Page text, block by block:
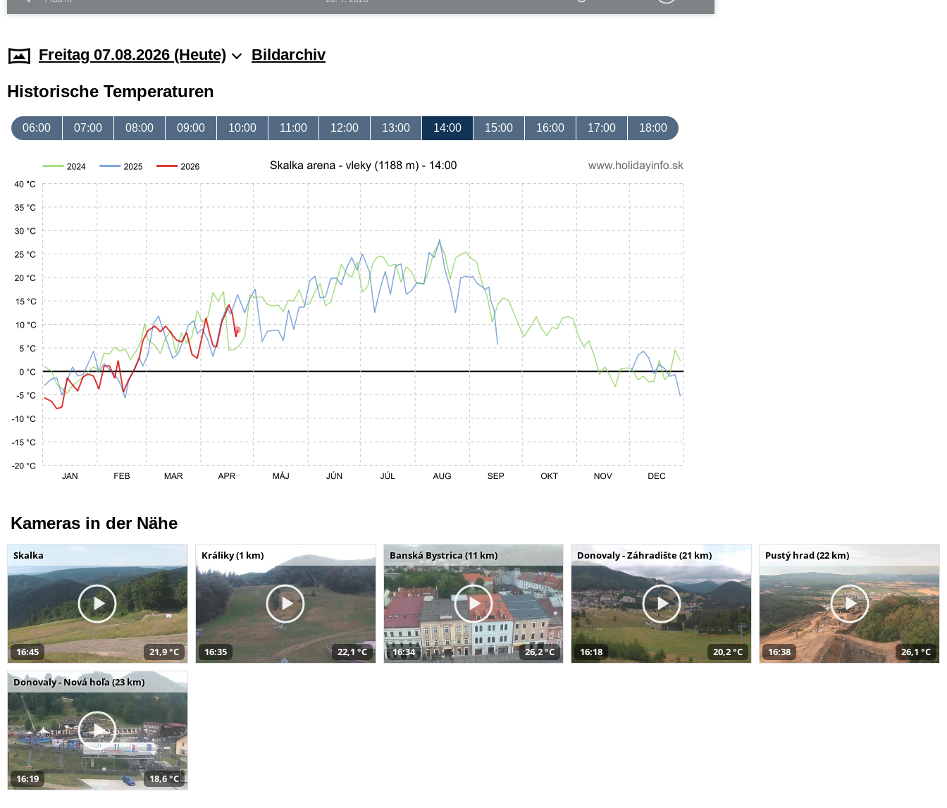
Freitag 07.08.2026 (Heute) Bildarchiv
Historische Temperaturen
06:00 07:00 08:00 09:00 10:00 11:00 12:00 13:00 14:00 15:00 16:00 17:00 18:00
Kameras in der Nähe
Skalka
16:45 21,9 °C
Králiky (1 km)
16:35 22,1 °C
Banská Bystrica (11 km)
16:34 26,2 °C
Donovaly - Záhradište (21 km)
16:18 20,2 °C
Pustý hrad (22 km)
16:38 26,1 °C
Donovaly - Nová hoľa (23 km)
16:19 18,6 °C